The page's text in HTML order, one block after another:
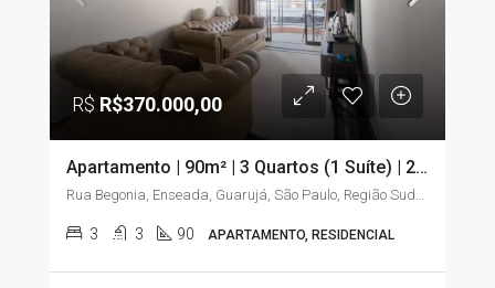
R$ R$370.000,00
Apartamento | 90m² | 3 Quartos (1 Suíte) | 2 Sacadas | Elevador | Enseada – Guarujá/SP
Rua Begonia, Enseada, Guarujá, São Paulo, Região Sudeste, 11441-225, Brasil
3 3 90 APARTAMENTO, RESIDENCIAL